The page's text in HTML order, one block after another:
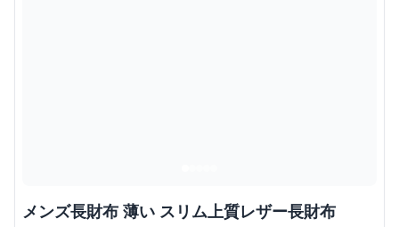
メンズ長財布 薄い スリム上質レザー長財布